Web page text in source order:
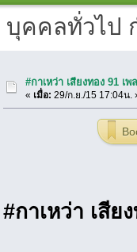
บุคคลทั่วไป
#กาเหว่า เสียงทอง 91 เพ
« เมื่อ: 29/ก.ย./15 17:04น.
#กาเหว่า เสีย